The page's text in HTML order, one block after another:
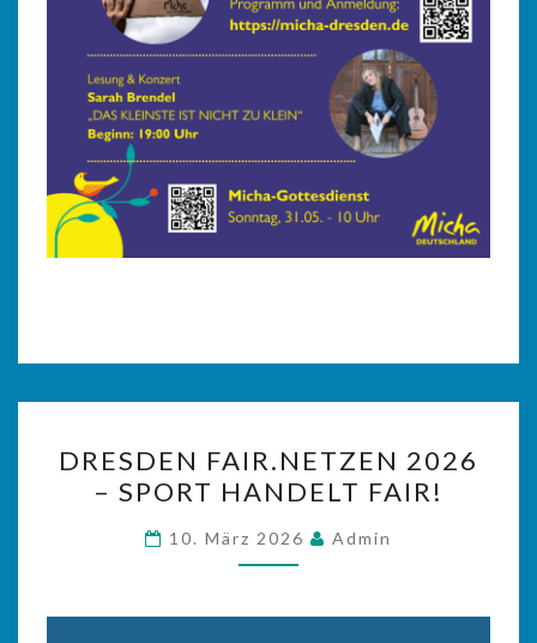
FAIR.NETZEN
2026
–
SPORT
DRESDEN FAIR.NETZEN 2026
– SPORT HANDELT FAIR!
10. März 2026 Admin